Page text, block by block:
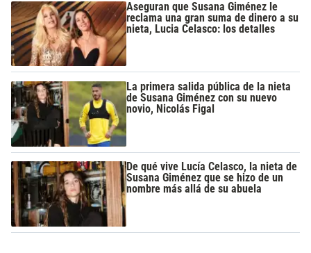
Aseguran que Susana Giménez le
reclama una gran suma de dinero a su
nieta, Lucia Celasco: los detalles
La primera salida pública de la nieta
de Susana Giménez con su nuevo
novio, Nicolás Figal
De qué vive Lucía Celasco, la nieta de
Susana Giménez que se hizo de un
nombre más allá de su abuela